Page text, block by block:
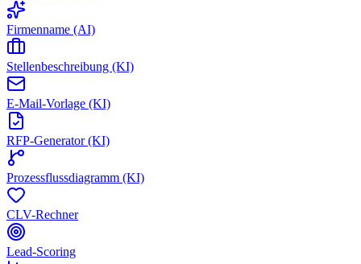
Firmenname (AI)
Stellenbeschreibung (KI)
E-Mail-Vorlage (KI)
RFP-Generator (KI)
Prozessflussdiagramm (KI)
CLV-Rechner
Lead-Scoring